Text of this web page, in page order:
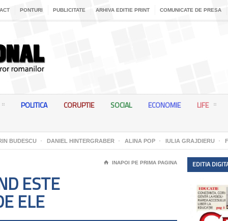
PONTURI PUBLICITATE ARHIVA EDITIE PRINT COMUNICATE DE PRESA
POLITICA CORUPTIE SOCIAL ECONOMIE LIFE
BUDESCU DANIEL HINTERGRABER ALINA POP IULIA GRAJDIERU
ESTE
ELE
⌂ INAPOI PE PRIMA PAGINA EDITIA